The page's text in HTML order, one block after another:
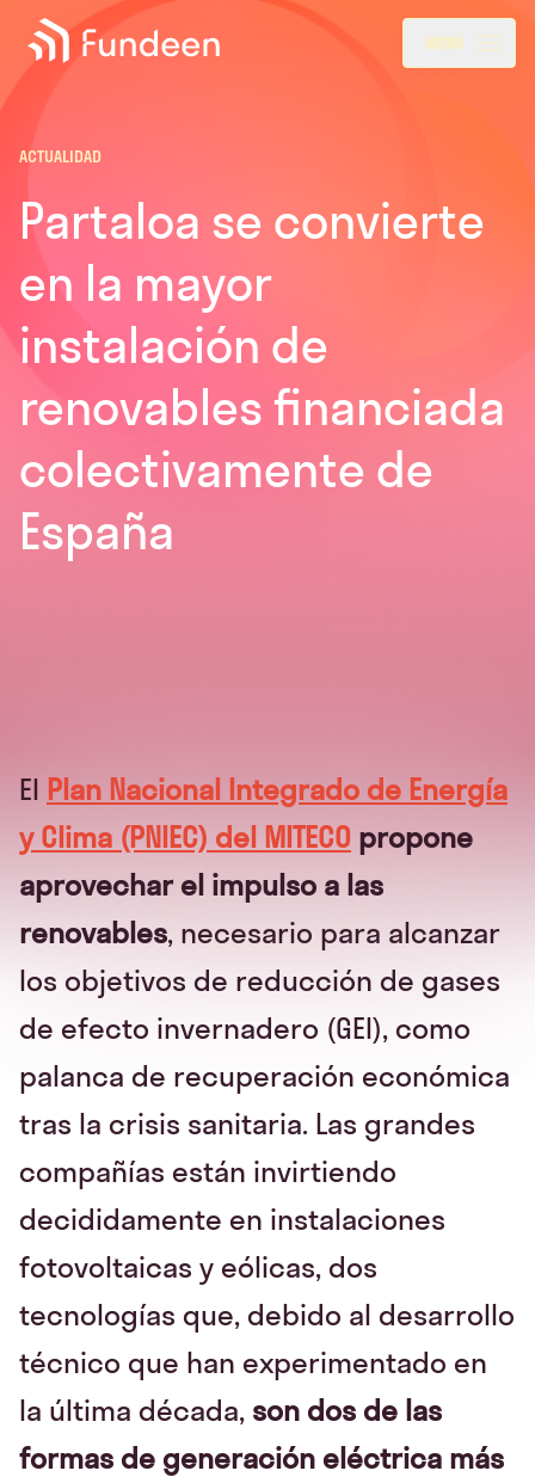
Fundeen Menu
MENÚ
ACTUALIDAD
Partaloa se convierte
en la mayor
instalación de
renovables financiada
colectivamente de
España
El Plan Nacional Integrado de Energía
y Clima (PNIEC) del MITECO propone
aprovechar el impulso a las
renovables, necesario para alcanzar
los objetivos de reducción de gases
de efecto invernadero (GEI), como
palanca de recuperación económica
tras la crisis sanitaria. Las grandes
compañías están invirtiendo
decididamente en instalaciones
fotovoltaicas y eólicas, dos
tecnologías que, debido al desarrollo
técnico que han experimentado en
la última década, son dos de las
formas de generación eléctrica más